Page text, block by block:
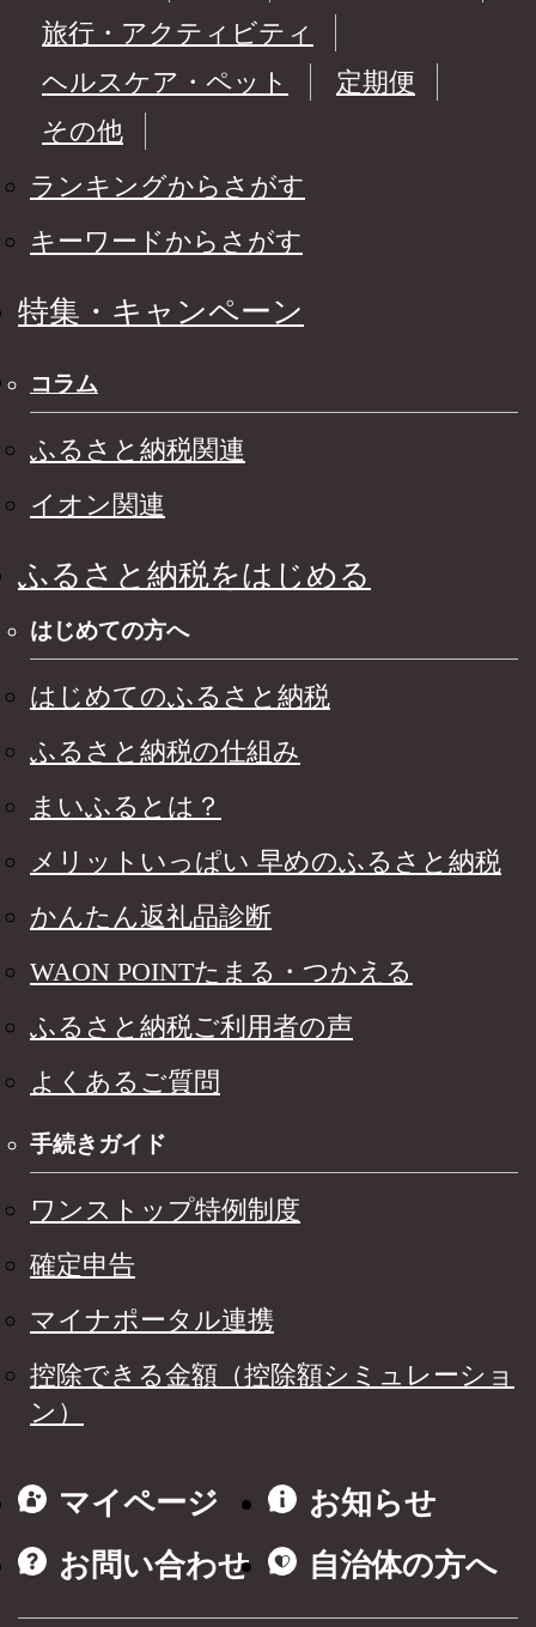
旅行・アクティビティ
ヘルスケア・ペット
定期便
その他
ランキングからさがす
キーワードからさがす
特集・キャンペーン
コラム
ふるさと納税関連
イオン関連
ふるさと納税をはじめる
はじめての方へ
はじめてのふるさと納税
ふるさと納税の仕組み
まいふるとは？
メリットいっぱい 早めのふるさと納税
かんたん返礼品診断
WAON POINTたまる・つかえる
ふるさと納税ご利用者の声
よくあるご質問
手続きガイド
ワンストップ特例制度
確定申告
マイナポータル連携
控除できる金額（控除額シミュレーショ
ン）
マイページ
お知らせ
お問い合わせ
自治体の方へ